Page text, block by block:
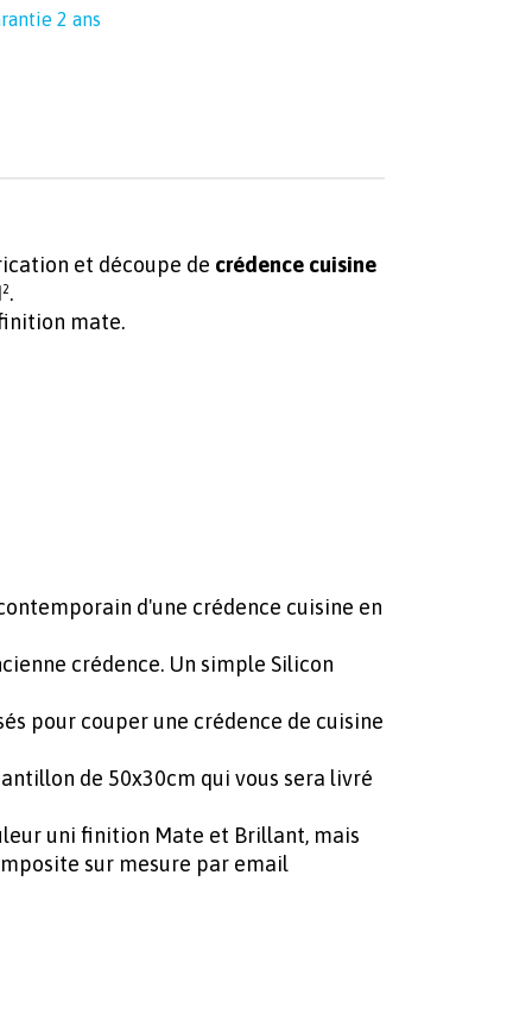
2 ans
et découpe de crédence cuisine
mate.
d'une crédence cuisine en
crédence. Un simple Silicon
pour couper une crédence de cuisine
de 50x30cm qui vous sera livré
uni finition Mate et Brillant, mais
sur mesure par email